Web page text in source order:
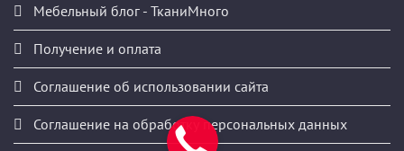
Мебельный блог - ТканиМного
Получение и оплата
Соглашение об использовании сайта
Соглашение на обработку персональных данных